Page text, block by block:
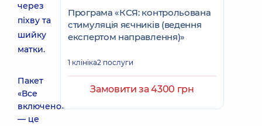
через
піхву та
шийку
матки.
Пакет
«Все
включено»
— це
Програма «КСЯ: контрольована
стимуляція яєчників (ведення
експертом направлення)»
1 клініка2 послуги
Замовити за 4300 грн